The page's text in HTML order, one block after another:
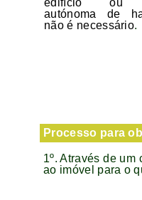
edifício ou
autónoma de
não é necessário.
Processo para
1º. Através de um
ao imóvel para o